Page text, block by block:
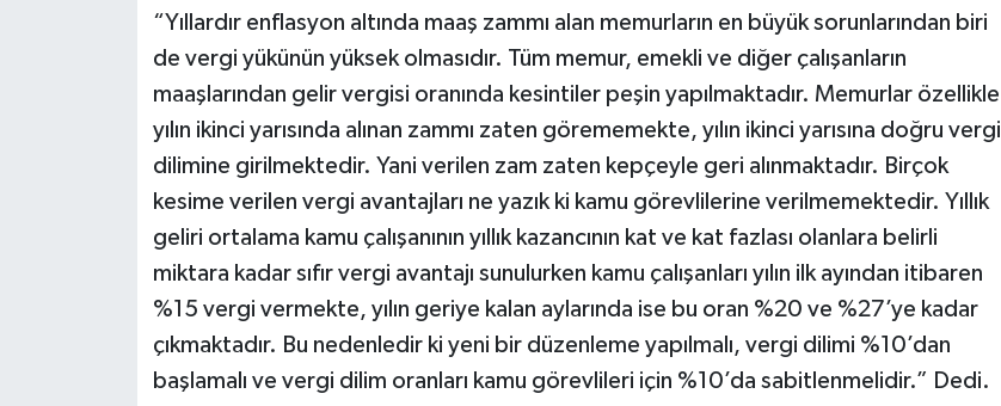
“Yıllardır enflasyon altında maaş zammı alan memurların en büyük sorunlarından biri
de vergi yükünün yüksek olmasıdır. Tüm memur, emekli ve diğer çalışanların
maaşlarından gelir vergisi oranında kesintiler peşin yapılmaktadır. Memurlar özellikle
yılın ikinci yarısında alınan zammı zaten görememekte, yılın ikinci yarısına doğru vergi
dilimine girilmektedir. Yani verilen zam zaten kepçeyle geri alınmaktadır. Birçok
kesime verilen vergi avantajları ne yazık ki kamu görevlilerine verilmemektedir. Yıllık
geliri ortalama kamu çalışanının yıllık kazancının kat ve kat fazlası olanlara belirli
miktara kadar sıfır vergi avantajı sunulurken kamu çalışanları yılın ilk ayından itibaren
%15 vergi vermekte, yılın geriye kalan aylarında ise bu oran %20 ve %27’ye kadar
çıkmaktadır. Bu nedenledir ki yeni bir düzenleme yapılmalı, vergi dilimi %10’dan
başlamalı ve vergi dilim oranları kamu görevlileri için %10’da sabitlenmelidir.” Dedi.